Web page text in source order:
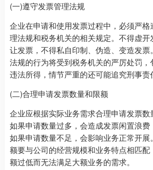
(一)遵守发票管理法规
企业在申请和使用发票过程中，必须严格
理法规和税务机关的相关规定。不得虚
让发票，不得私自印制、伪造、变造发票
法规的行为将受到税务机关的严厉处罚，
违法所得，情节严重的还可能追究刑事责
(二)合理申请发票数量和限额
企业应根据实际业务需求合理申请发票数
如果申请数量过多，会造成发票闲置浪费
如果申请数量不足，会影响业务正常开展
额要与公司的经营规模和业务特点相匹配
额过低而无法满足大额业务的需求。